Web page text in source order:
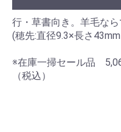
お買い物を続
行・草書向き。羊毛な
(穂先:直径9.3×長さ
※在庫一掃セール品
（税込）